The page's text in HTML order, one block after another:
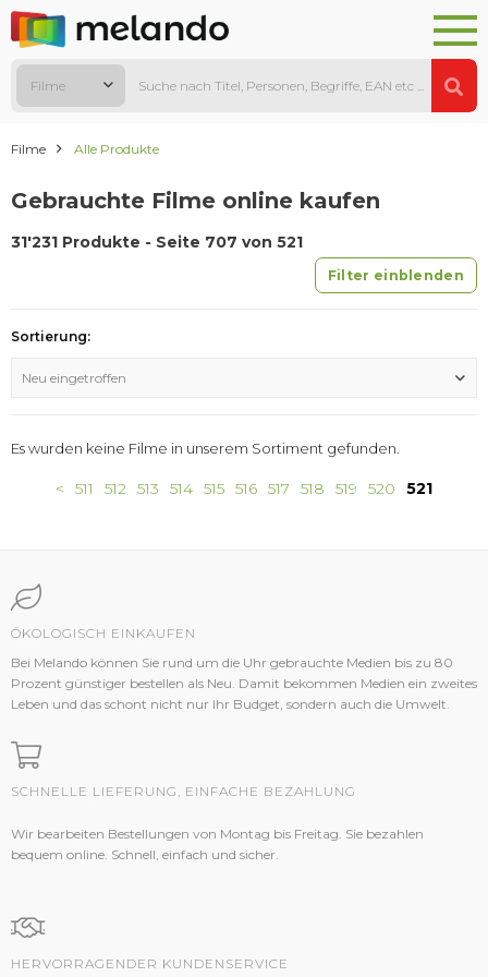
Filme
Filme Alle Produkte
Gebrauchte Filme online kaufen
31'231 Produkte - Seite 707 von 521
Filter einblenden
Sortierung:
Neu eingetroffen
Es wurden keine Filme in unserem Sortiment gefunden.
< 511 512 513 514 515 516 517 518 519 520 521
ÖKOLOGISCH EINKAUFEN
Bei Melando können Sie rund um die Uhr gebrauchte Medien bis zu 80
Prozent günstiger bestellen als Neu. Damit bekommen Medien ein zweites
Leben und das schont nicht nur Ihr Budget, sondern auch die Umwelt.
SCHNELLE LIEFERUNG, EINFACHE BEZAHLUNG
Wir bearbeiten Bestellungen von Montag bis Freitag. Sie bezahlen
bequem online. Schnell, einfach und sicher.
HERVORRAGENDER KUNDENSERVICE